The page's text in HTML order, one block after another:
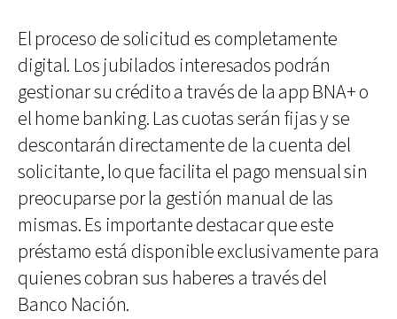
El proceso de solicitud es completamente
digital. Los jubilados interesados podrán
gestionar su crédito a través de la app BNA+ o
el home banking. Las cuotas serán fijas y se
descontarán directamente de la cuenta del
solicitante, lo que facilita el pago mensual sin
preocuparse por la gestión manual de las
mismas. Es importante destacar que este
préstamo está disponible exclusivamente para
quienes cobran sus haberes a través del
Banco Nación.